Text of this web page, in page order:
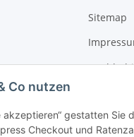
Co nutzen
akzeptieren“ gestatten Sie
Checkout und
Sitemap